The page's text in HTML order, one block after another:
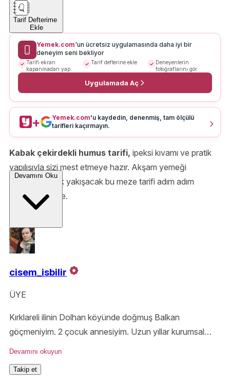
Tarif Defterime
Ekle
Yemek.com'un ücretsiz uygulamasında daha iyi bir
deneyim seni bekliyor
Tarifi ekran
kapanmadan yap
Tarif defterine ekle
Deneyenlerin
fotoğraflarını gör
Uygulamada Aç
+ Yemek.com'u kaydedin, denenmiş, tam ölçülü
tarifleri kaçırmayın.
Kabak çekirdekli humus tarifi, ipeksi kıvamı ve pratik
yapılışıyla sizi mest etmeye hazır. Akşam yemeği
sofralarına çok yakışacak bu meze tarifi adım adım
aşağıda sizlerle.
Devamını Oku
cisem_isbilir
ÜYE
Kırklareli ilinin Dolhan köyünde doğmuş Balkan
göçmeniyim. 2 çocuk annesiyim. Uzun yıllar kurumsal
şirketlerde beyaz yaka olarak çalıştım. Ankara üniversitesi
için hobi dışında, bir kültür meselesini temsil ediyor.
Devamını okuyun
Takip et